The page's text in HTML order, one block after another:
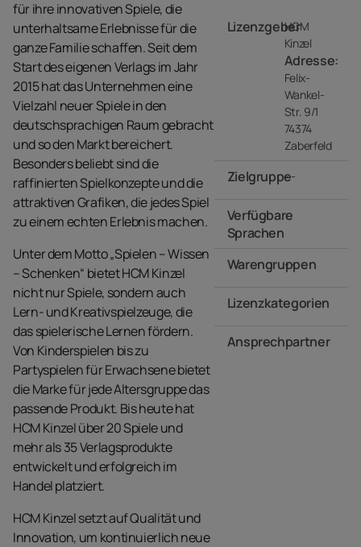
für ihre innovativen Spiele, die
unterhaltsame Erlebnisse für die
ganze Familie schaffen. Seit dem
Start des eigenen Verlags im Jahr
2015 hat das Unternehmen eine
Vielzahl neuer Spiele in den
deutschsprachigen Raum gebracht
und so den Markt bereichert.
Besonders beliebt sind die
raffinierten Spielkonzepte und die
attraktiven Grafiken, die jedes Spiel
zu einem echten Erlebnis machen.
Unter dem Motto „Spielen – Wissen
– Schenken“ bietet HCM Kinzel
nicht nur Spiele, sondern auch
Lern- und Kreativspielzeuge, die
das spielerische Lernen fördern.
Von Kinderspielen bis zu
Partyspielen für Erwachsene bietet
die Marke für jede Altersgruppe das
passende Produkt. Bis heute hat
HCM Kinzel über 20 Spiele und
mehr als 35 Verlagsprodukte
entwickelt und erfolgreich im
Handel platziert.
HCM Kinzel setzt auf Qualität und
Innovation, um kontinuierlich neue
Lizenzgeber
HCM
Kinzel
Adresse:
Felix-
Wankel-
Str. 9/1
74374
Zaberfeld
Zielgruppe- -
Verfügbare
Sprachen
Warengruppen
- -
Lizenzkategorien
Ansprechpartner